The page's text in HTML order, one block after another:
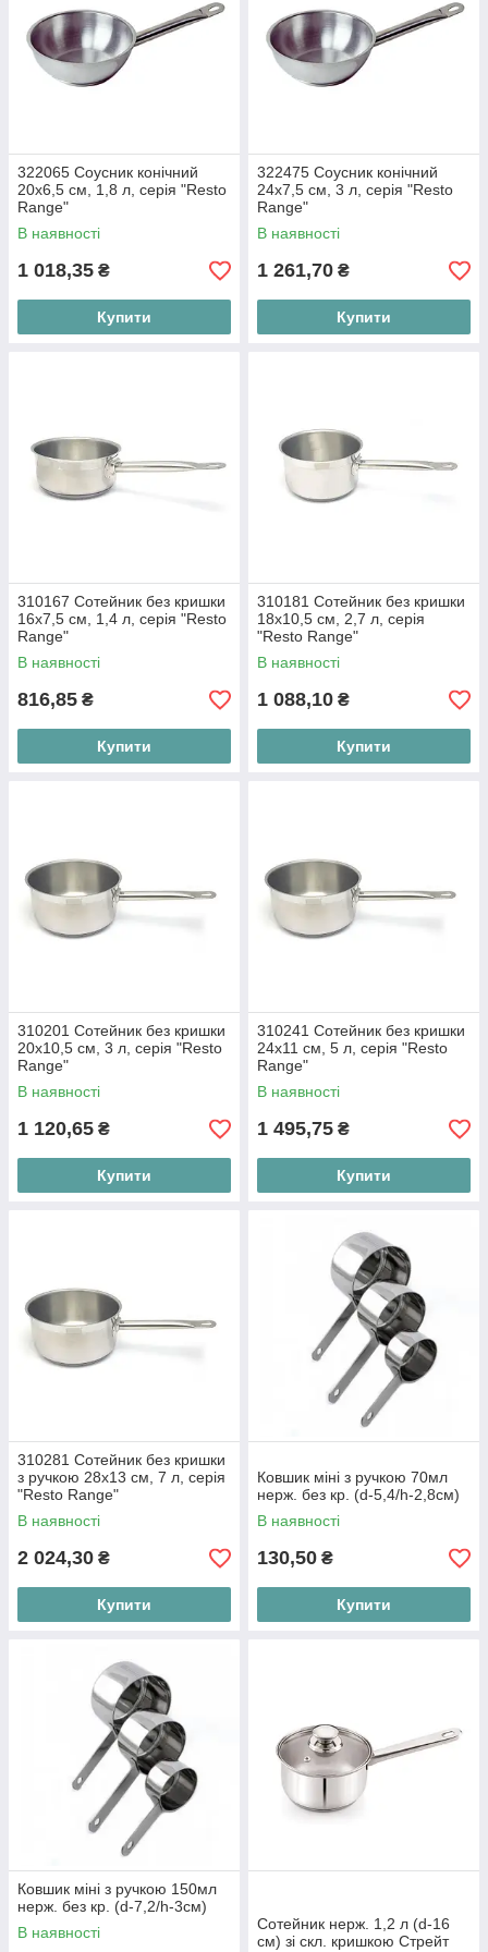
322065 Соусник конічний
20х6,5 см, 1,8 л, серія "Resto
Range"
В наявності
1 018,35 ₴
Купити
322475 Соусник конічний
24х7,5 см, 3 л, серія "Resto
Range"
В наявності
1 261,70 ₴
Купити
310167 Сотейник без кришки
16х7,5 см, 1,4 л, серія "Resto
Range"
В наявності
816,85 ₴
Купити
310181 Сотейник без кришки
18х10,5 см, 2,7 л, серія
"Resto Range"
В наявності
1 088,10 ₴
Купити
310201 Сотейник без кришки
20х10,5 см, 3 л, серія "Resto
Range"
В наявності
1 120,65 ₴
Купити
310241 Сотейник без кришки
24х11 см, 5 л, серія "Resto
Range"
В наявності
1 495,75 ₴
Купити
310281 Сотейник без кришки
з ручкою 28х13 см, 7 л, серія
"Resto Range"
В наявності
2 024,30 ₴
Купити
Ковшик міні з ручкою 70мл
нерж. без кр. (d-5,4/h-2,8cм)
В наявності
130,50 ₴
Купити
Ковшик міні з ручкою 150мл
нерж. без кр. (d-7,2/h-3см)
В наявності
Сотейник нерж. 1,2 л (d-16
см) зі скл. кришкою Стрейт